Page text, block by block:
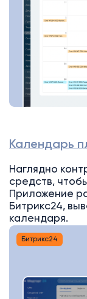
Календарь
Наглядно
средств,
Приложение
Битрикс24,
календаря.
Битрикс24